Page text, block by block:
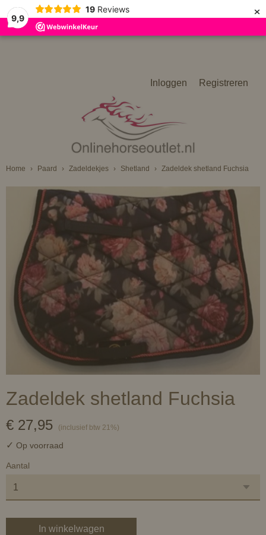
9,9
19 Reviews ×
Inloggen Registreren
Home › Paard › Zadeldekjes › Shetland › Zadeldek shetland Fuchsia
Zadeldek shetland Fuchsia
€ 27,95 (inclusief btw 21%)
✓ Op voorraad
Aantal
In winkelwagen